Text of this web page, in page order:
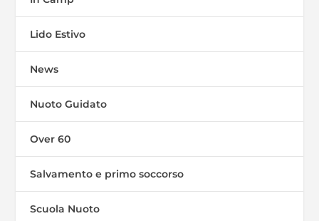
Lido Estivo
News
Nuoto Guidato
Over 60
Salvamento e primo soccorso
Scuola Nuoto